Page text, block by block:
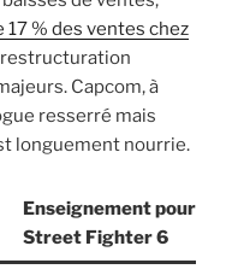
17 % des ventes chez
Capcom, à
resserré mais
longuement nourrie.
Enseignement pour
Street Fighter 6